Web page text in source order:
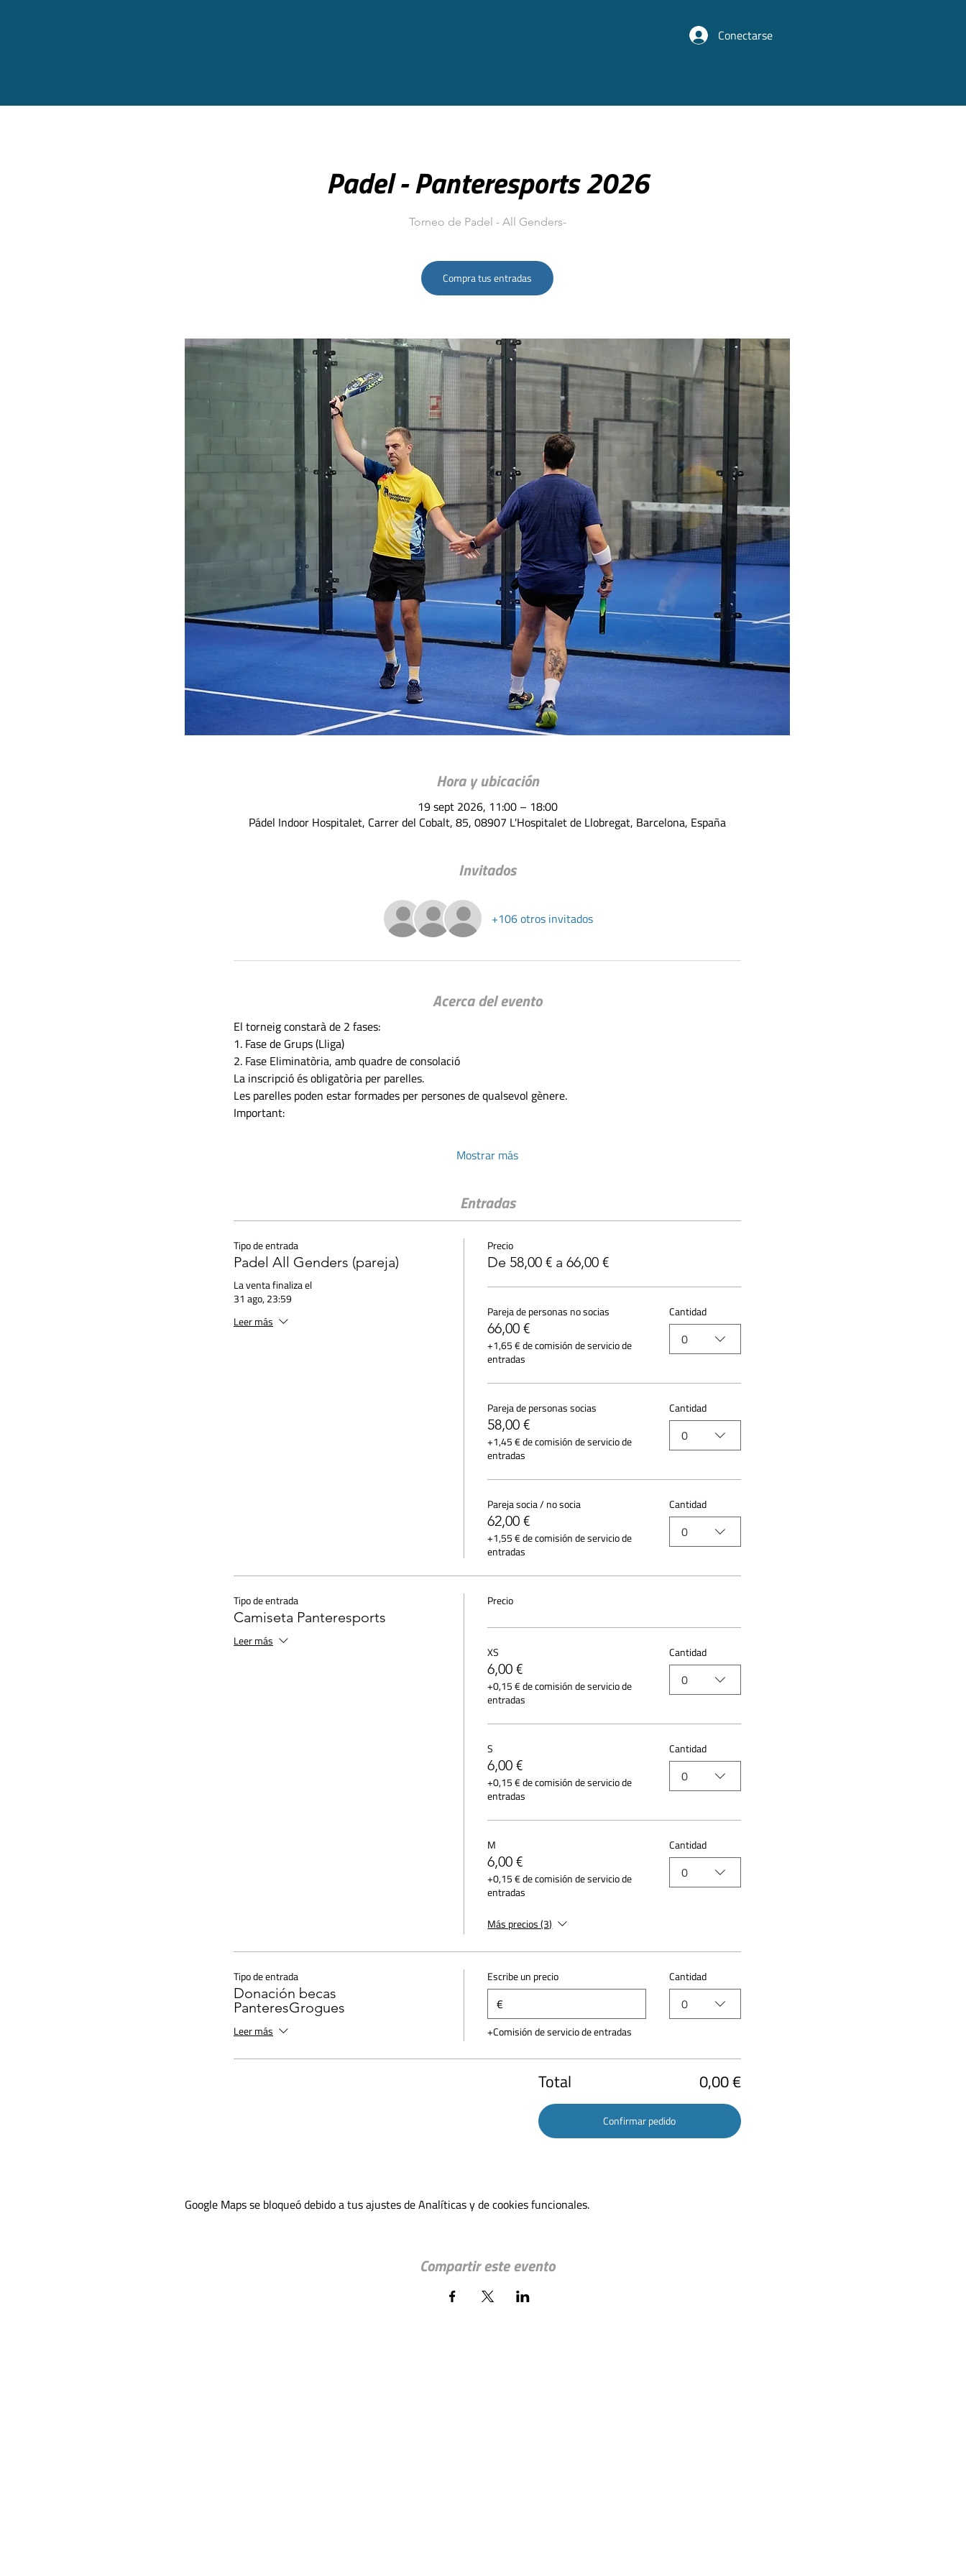
Conectarse
Padel - Panteresports 2026
Torneo de Padel - All Genders-
Compra tus entradas
Hora y ubicación
19 sept 2026, 11:00 – 18:00
Pádel Indoor Hospitalet, Carrer del Cobalt, 85, 08907 L'Hospitalet de Llobregat, Barcelona, España
Invitados
+106 otros invitados
Acerca del evento
El torneig constarà de 2 fases:
1. Fase de Grups (Lliga)
2. Fase Eliminatòria, amb quadre de consolació
La inscripció és obligatòria per parelles.
Les parelles poden estar formades per persones de qualsevol gènere.
Important:
Mostrar más
Entradas
Tipo de entrada
Padel All Genders (pareja)
La venta finaliza el
31 ago, 23:59
Leer más
Precio
De 58,00 € a 66,00 €
Pareja de personas no socias
66,00 €
+1,65 € de comisión de servicio de
entradas
Cantidad
0
Pareja de personas socias
58,00 €
+1,45 € de comisión de servicio de
entradas
Cantidad
0
Pareja socia / no socia
62,00 €
+1,55 € de comisión de servicio de
entradas
Cantidad
0
Tipo de entrada
Camiseta Panteresports
Leer más
Precio
XS
6,00 €
+0,15 € de comisión de servicio de
entradas
Cantidad
0
S
6,00 €
+0,15 € de comisión de servicio de
entradas
Cantidad
0
M
6,00 €
+0,15 € de comisión de servicio de
entradas
Cantidad
0
Más precios (3)
Tipo de entrada
Donación becas
PanteresGrogues
Leer más
Escribe un precio
€
+Comisión de servicio de entradas
Cantidad
0
Total 0,00 €
Confirmar pedido
Google Maps se bloqueó debido a tus ajustes de Analíticas y de cookies funcionales.
Compartir este evento